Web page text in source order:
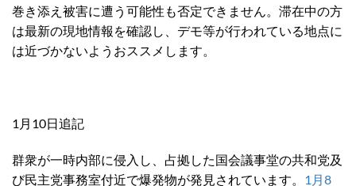
巻き添え被害に遭う可能性も否定できません。滞在中の方
は最新の現地情報を確認し、デモ等が行われている地点に
は近づかないようおススメします。
1月10日追記
群衆が一時内部に侵入し、占拠した国会議事堂の共和党及
び民主党事務室付近で爆発物が発見されています。 1月8